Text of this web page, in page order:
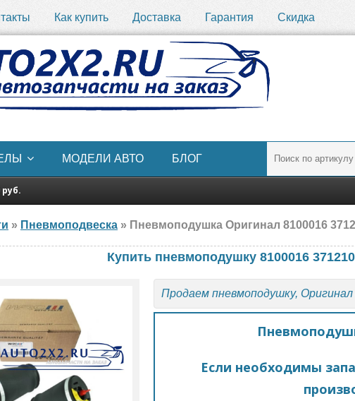
Как купить Доставка Гарантия Скидка
МОДЕЛИ АВТО БЛОГ
руб.
» Пневмоподвеска » Пневмоподушка Оригинал 8100016
Купить пневмоподушку 8100016
Продаем пневмоподушку, Оригинал
Если необходимы